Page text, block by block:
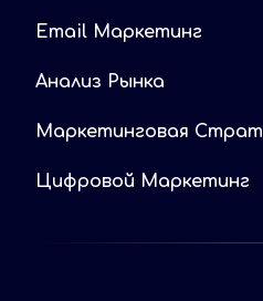
Email Маркетинг
Анализ Рынка
Маркетинговая
Цифровой Маркетинг